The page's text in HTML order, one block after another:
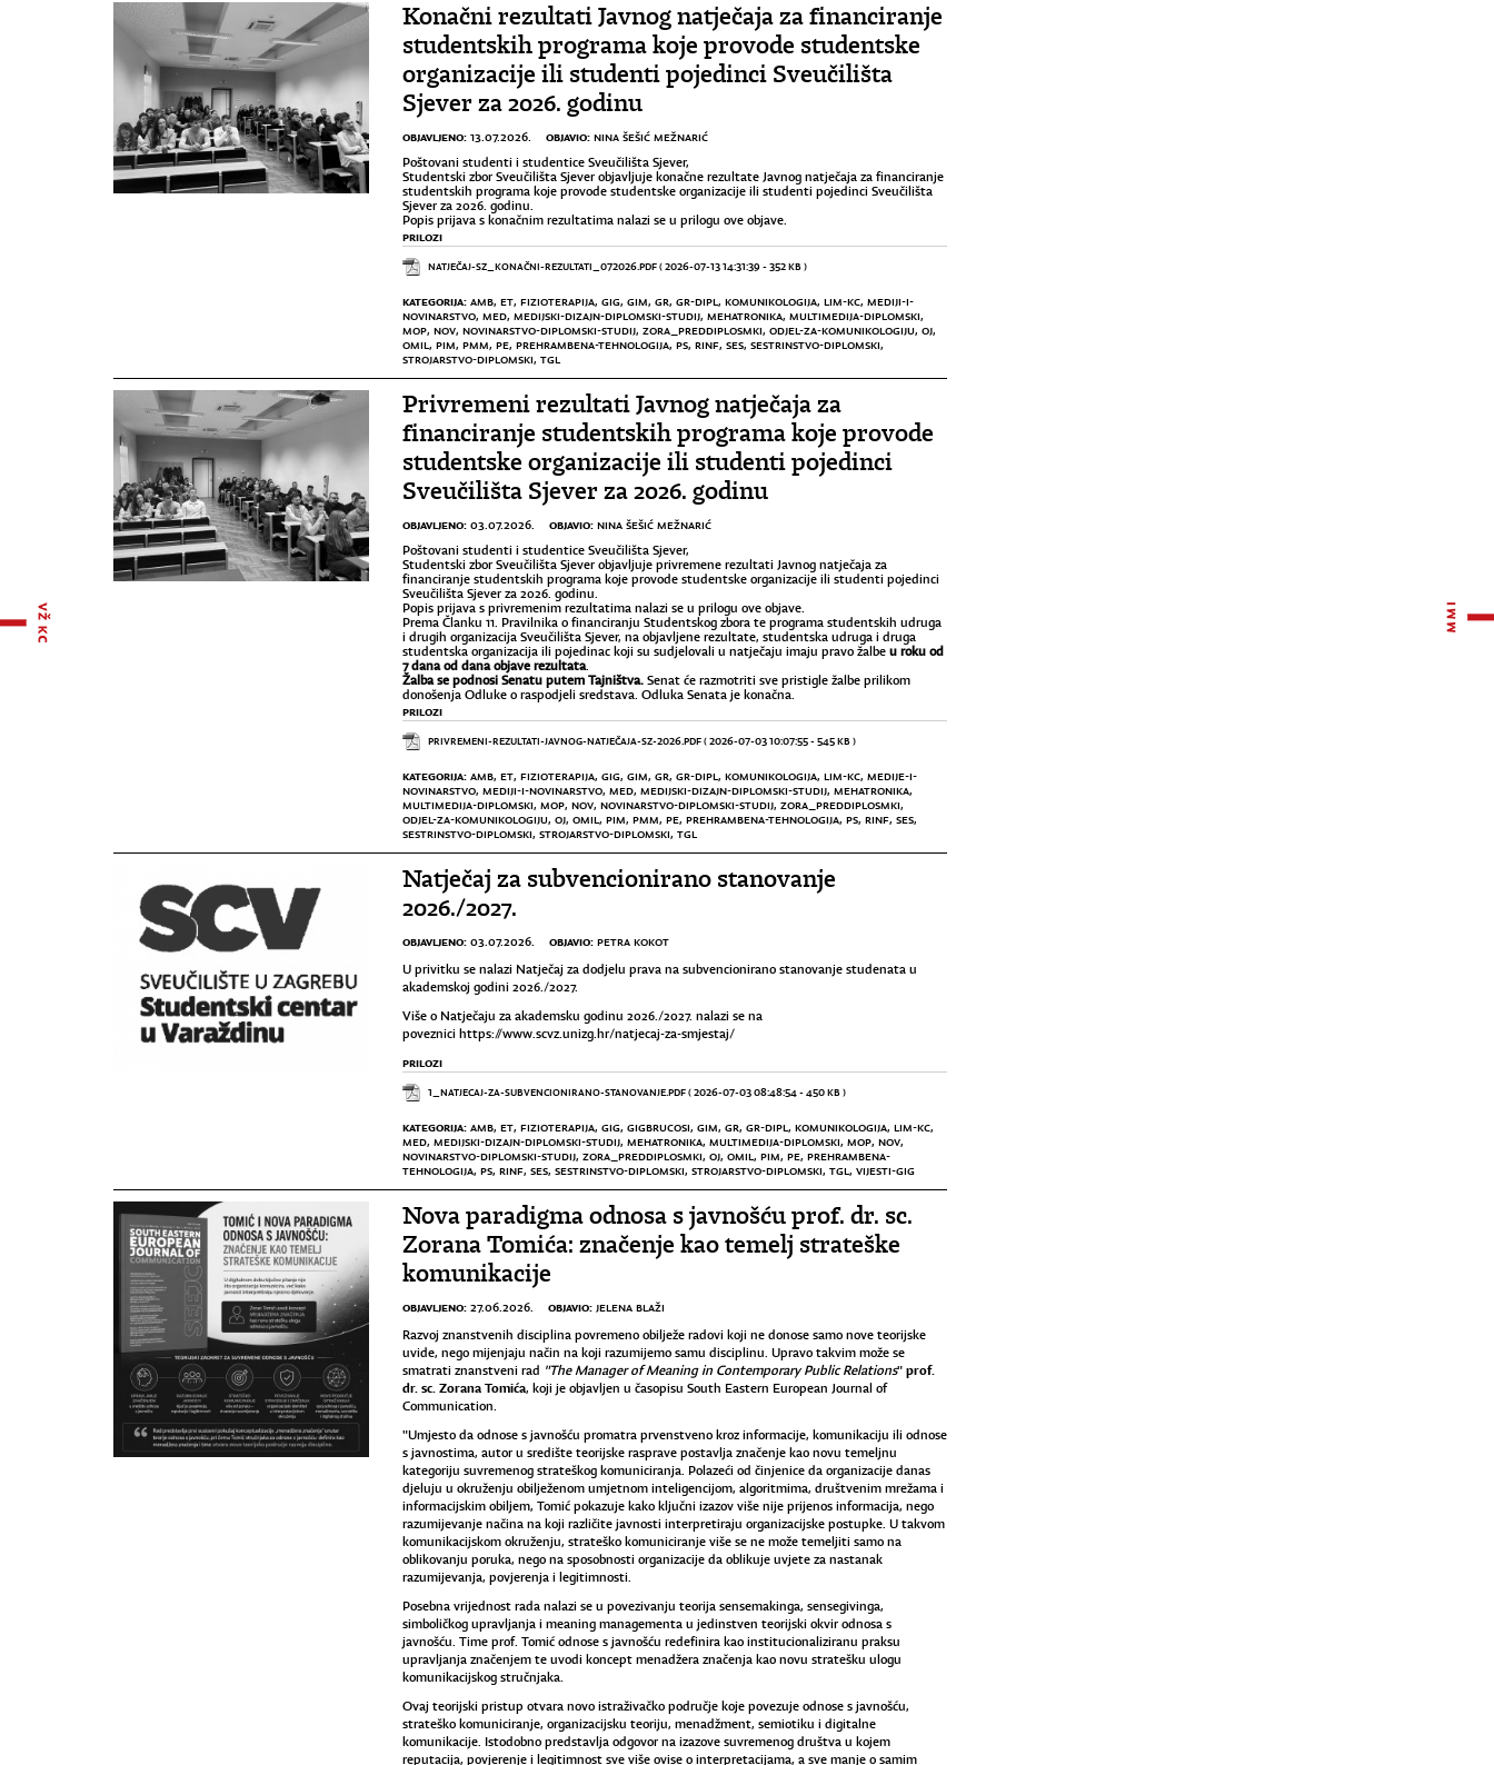
Konačni rezultati Javnog natječaja za financiranje
studentskih programa koje provode studentske
organizacije ili studenti pojedinci Sveučilišta
Sjever za 2026. godinu
OBJAVLJENO: 13.07.2026. OBJAVIO: NINA ŠEŠIĆ MEŽNARIĆ
Poštovani studenti i studentice Sveučilišta Sjever,
Studentski zbor Sveučilišta Sjever objavljuje konačne rezultate Javnog natječaja za financiranje
studentskih programa koje provode studentske organizacije ili studenti pojedinci Sveučilišta
Sjever za 2026. godinu.
Popis prijava s konačnim rezultatima nalazi se u prilogu ove objave.
PRILOZI
NATJEČAJ-SZ_KONAČNI-REZULTATI_072026.PDF( 2026-07-13 14:31:39 - 352 KB )
KATEGORIJA: AMB, ET, FIZIOTERAPIJA, GIG, GIM, GR, GR-DIPL, KOMUNIKOLOGIJA, LIM-KC, MEDIJI-I-
NOVINARSTVO, MED, MEDIJSKI-DIZAJN-DIPLOMSKI-STUDIJ, MEHATRONIKA, MULTIMEDIJA-DIPLOMSKI,
MOP, NOV, NOVINARSTVO-DIPLOMSKI-STUDIJ, ZORA_PREDDIPLOSMKI, ODJEL-ZA-KOMUNIKOLOGIJU, OJ,
OMIL, PIM, PMM, PE, PREHRAMBENA-TEHNOLOGIJA, PS, RINF, SES, SESTRINSTVO-DIPLOMSKI,
STROJARSTVO-DIPLOMSKI, TGL
Privremeni rezultati Javnog natječaja za
financiranje studentskih programa koje provode
studentske organizacije ili studenti pojedinci
Sveučilišta Sjever za 2026. godinu
OBJAVLJENO: 03.07.2026. OBJAVIO: NINA ŠEŠIĆ MEŽNARIĆ
Poštovani studenti i studentice Sveučilišta Sjever,
Studentski zbor Sveučilišta Sjever objavljuje privremene rezultati Javnog natječaja za
financiranje studentskih programa koje provode studentske organizacije ili studenti pojedinci
Sveučilišta Sjever za 2026. godinu.
Popis prijava s privremenim rezultatima nalazi se u prilogu ove objave.
Prema Članku 11. Pravilnika o financiranju Studentskog zbora te programa studentskih udruga
i drugih organizacija Sveučilišta Sjever, na objavljene rezultate, studentska udruga i druga
studentska organizacija ili pojedinac koji su sudjelovali u natječaju imaju pravo žalbe u roku od
7 dana od dana objave rezultata.
Žalba se podnosi Senatu putem Tajništva.Senat će razmotriti sve pristigle žalbe prilikom
donošenja Odluke o raspodjeli sredstava. Odluka Senata je konačna.
PRILOZI
PRIVREMENI-REZULTATI-JAVNOG-NATJEČAJA-SZ-2026.PDF( 2026-07-03 10:07:55 - 545 KB )
KATEGORIJA: AMB, ET, FIZIOTERAPIJA, GIG, GIM, GR, GR-DIPL, KOMUNIKOLOGIJA, LIM-KC, MEDIJE-I-
NOVINARSTVO, MEDIJI-I-NOVINARSTVO, MED, MEDIJSKI-DIZAJN-DIPLOMSKI-STUDIJ, MEHATRONIKA,
MULTIMEDIJA-DIPLOMSKI, MOP, NOV, NOVINARSTVO-DIPLOMSKI-STUDIJ, ZORA_PREDDIPLOSMKI,
ODJEL-ZA-KOMUNIKOLOGIJU, OJ, OMIL, PIM, PMM, PE, PREHRAMBENA-TEHNOLOGIJA, PS, RINF, SES,
SESTRINSTVO-DIPLOMSKI, STROJARSTVO-DIPLOMSKI, TGL
Natječaj za subvencionirano stanovanje
2026./2027.
OBJAVLJENO: 03.07.2026. OBJAVIO: PETRA KOKOT
U privitku se nalazi Natječaj za dodjelu prava na subvencionirano stanovanje studenata u
akademskoj godini 2026./2027.
Više o Natječaju za akademsku godinu 2026./2027. nalazi se na
poveznici https://www.scvz.unizg.hr/natjecaj-za-smjestaj/
PRILOZI
1_NATJECAJ-ZA-SUBVENCIONIRANO-STANOVANJE.PDF( 2026-07-03 08:48:54 - 450 KB )
KATEGORIJA: AMB, ET, FIZIOTERAPIJA, GIG, GIGBRUCOSI, GIM, GR, GR-DIPL, KOMUNIKOLOGIJA, LIM-KC,
MED, MEDIJSKI-DIZAJN-DIPLOMSKI-STUDIJ, MEHATRONIKA, MULTIMEDIJA-DIPLOMSKI, MOP, NOV,
NOVINARSTVO-DIPLOMSKI-STUDIJ, ZORA_PREDDIPLOSMKI, OJ, OMIL, PIM, PE, PREHRAMBENA-
TEHNOLOGIJA, PS, RINF, SES, SESTRINSTVO-DIPLOMSKI, STROJARSTVO-DIPLOMSKI, TGL, VIJESTI-GIG
Nova paradigma odnosa s javnošću prof. dr. sc.
Zorana Tomića: značenje kao temelj strateške
komunikacije
OBJAVLJENO: 27.06.2026. OBJAVIO: JELENA BLAŽI
Razvoj znanstvenih disciplina povremeno obilježe radovi koji ne donose samo nove teorijske
uvide, nego mijenjaju način na koji razumijemo samu disciplinu. Upravo takvim može se
smatrati znanstveni rad "The Manager of Meaning in Contemporary Public Relations" prof.
dr. sc. Zorana Tomića, koji je objavljen u časopisu South Eastern European Journal of
Communication.
"Umjesto da odnose s javnošću promatra prvenstveno kroz informacije, komunikaciju ili odnose
s javnostima, autor u središte teorijske rasprave postavlja značenje kao novu temeljnu
kategoriju suvremenog strateškog komuniciranja. Polazeći od činjenice da organizacije danas
djeluju u okruženju obilježenom umjetnom inteligencijom, algoritmima, društvenim mrežama i
informacijskim obiljem, Tomić pokazuje kako ključni izazov više nije prijenos informacija, nego
razumijevanje načina na koji različite javnosti interpretiraju organizacijske postupke. U takvom
komunikacijskom okruženju, strateško komuniciranje više se ne može temeljiti samo na
oblikovanju poruka, nego na sposobnosti organizacije da oblikuje uvjete za nastanak
razumijevanja, povjerenja i legitimnosti.
Posebna vrijednost rada nalazi se u povezivanju teorija sensemakinga, sensegivinga,
simboličkog upravljanja i meaning managementa u jedinstven teorijski okvir odnosa s
javnošću. Time prof. Tomić odnose s javnošću redefinira kao institucionaliziranu praksu
upravljanja značenjem te uvodi koncept menadžera značenja kao novu stratešku ulogu
komunikacijskog stručnjaka.
Ovaj teorijski pristup otvara novo istraživačko područje koje povezuje odnose s javnošću,
strateško komuniciranje, organizacijsku teoriju, menadžment, semiotiku i digitalne
komunikacije. Istodobno predstavlja odgovor na izazove suvremenog društva u kojem
reputacija, povjerenje i legitimnost sve više ovise o interpretacijama, a sve manje o samim